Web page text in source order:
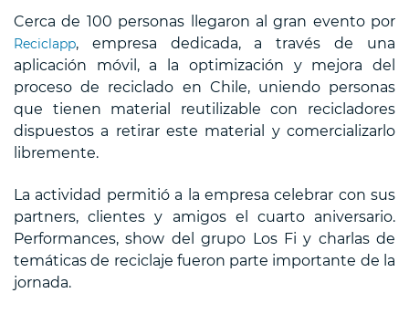
Cerca de 100 personas llegaron al gran evento por
Reciclapp, empresa dedicada, a través de una
aplicación móvil, a la optimización y mejora del
proceso de reciclado en Chile, uniendo personas
que tienen material reutilizable con recicladores
dispuestos a retirar este material y comercializarlo
libremente.
La actividad permitió a la empresa celebrar con sus
partners, clientes y amigos el cuarto aniversario.
Performances, show del grupo Los Fi y charlas de
temáticas de reciclaje fueron parte importante de la
jornada.